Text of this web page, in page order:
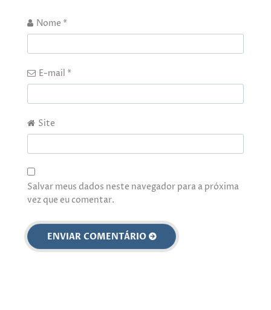
Nome *
E-mail *
Site
Salvar meus dados neste navegador para a próxima
vez que eu comentar.